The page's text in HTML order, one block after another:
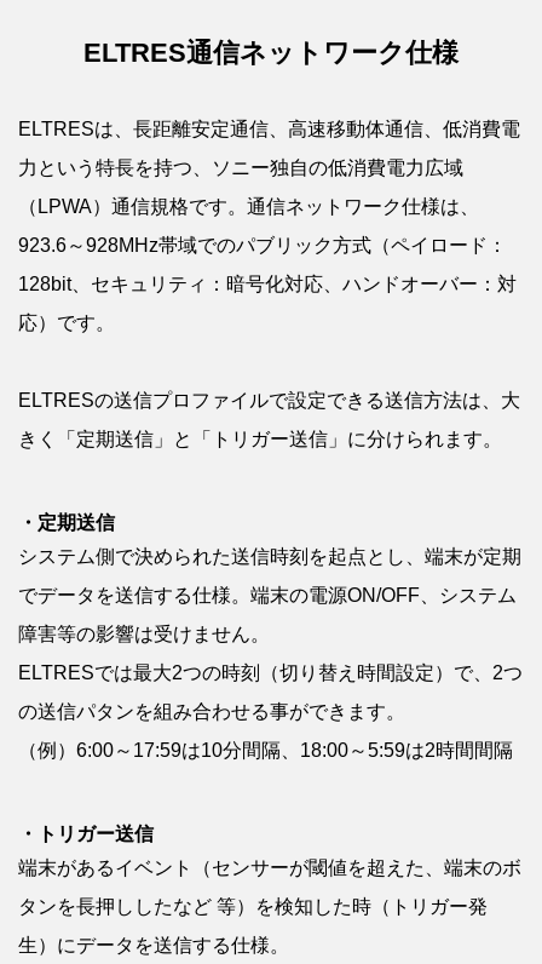
ELTRES通信ネットワーク仕様
ELTRESは、長距離安定通信、高速移動体通信、低消費電
力という特長を持つ、ソニー独自の低消費電力広域
（LPWA）通信規格です。通信ネットワーク仕様は、
923.6～928MHz帯域でのパブリック方式（ペイロード：
128bit、セキュリティ：暗号化対応、ハンドオーバー：対
応）です。
ELTRESの送信プロファイルで設定できる送信方法は、大
きく「定期送信」と「トリガー送信」に分けられます。
・定期送信
システム側で決められた送信時刻を起点とし、端末が定期
でデータを送信する仕様。端末の電源ON/OFF、システム
障害等の影響は受けません。
ELTRESでは最大2つの時刻（切り替え時間設定）で、2つ
の送信パタンを組み合わせる事ができます。
（例）6:00～17:59は10分間隔、18:00～5:59は2時間間隔
・トリガー送信
端末があるイベント（センサーが閾値を超えた、端末のボ
タンを長押ししたなど 等）を検知した時（トリガー発
生）にデータを送信する仕様。